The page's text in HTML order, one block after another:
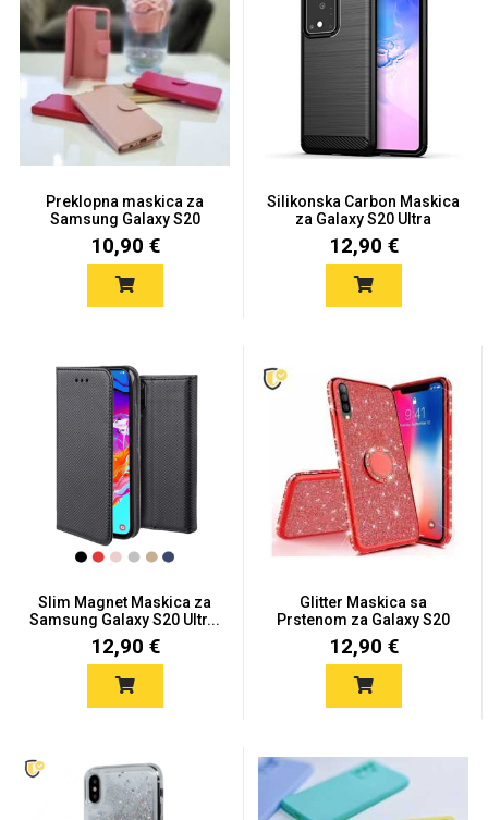
Preklopna maskica za
Samsung Galaxy S20
Ultra...
10,90 €
Silikonska Carbon Maskica
za Galaxy S20 Ultra
12,90 €
Slim Magnet Maskica za
Samsung Galaxy S20 Ultr...
12,90 €
Glitter Maskica sa
Prstenom za Galaxy S20
Ultr...
12,90 €
Sleng
Životinjsko carstvo
Svemirska kolekcija
Love motivi I Need Some Space
Quotes Collection Cirkus
Univerzalne futrole i
maskice